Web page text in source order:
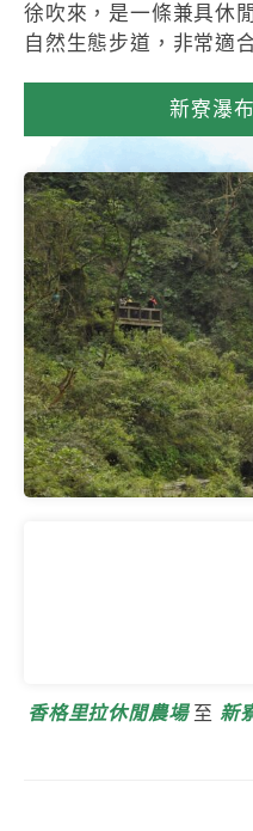
香格里拉休閒農場至 新
徐吹來，是一條兼具休
自然生態步道，非常適
新寮瀑